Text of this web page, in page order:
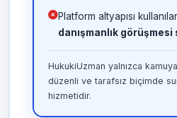
Platform altyapısı
danışmanlık
HukukiUzman yalnızca
düzenli ve tarafsız biçimde
hizmetidir.